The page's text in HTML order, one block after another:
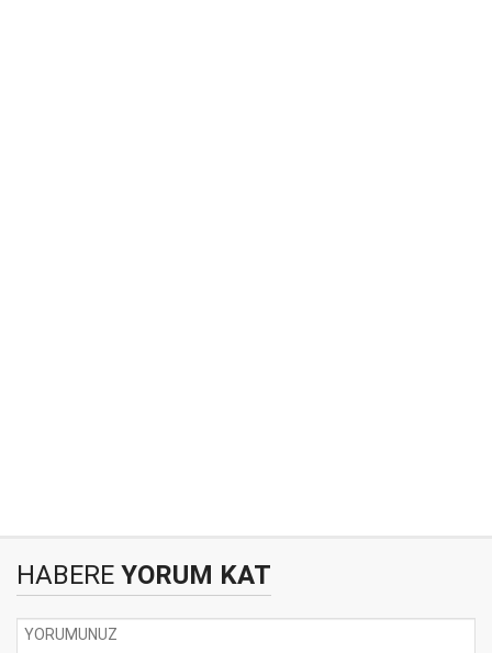
HABERE YORUM KAT